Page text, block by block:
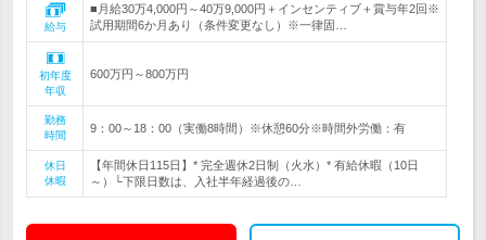
給与
■月給30万4,000円～40万9,000円＋インセンティブ＋賞与年2回※
試用期間6か月あり（条件変更なし）※一律固…
初年度
年収
600万円～800万円
勤務
時間
9：00～18：00（実働8時間）※休憩60分※時間外労働：有
休日
休暇
【年間休日115日】* 完全週休2日制（火水）* 有給休暇（10日
～）└下限日数は、入社半年経過後の…